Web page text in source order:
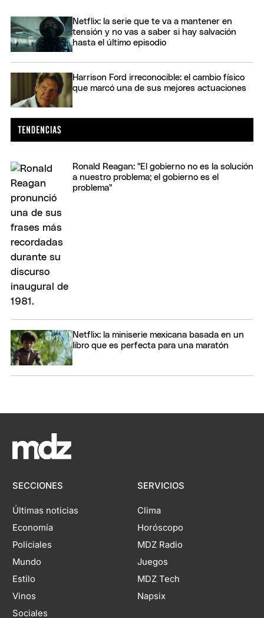
Netflix: la serie que te va a mantener en
tensión y no vas a saber si hay salvación
hasta el último episodio
Harrison Ford irreconocible: el cambio físico
que marcó una de sus mejores actuaciones
Ronald Reagan: "El gobierno no es la solución
a nuestro problema; el gobierno es el
problema"
Netflix: la miniserie mexicana basada en un
libro que es perfecta para una maratón
SECCIONES
Últimas noticias
Economía
Policiales
Mundo
Estilo
Vinos
Sociales
SERVICIOS
Clima
Horóscopo
MDZ Radio
Juegos
MDZ Tech
Napsix